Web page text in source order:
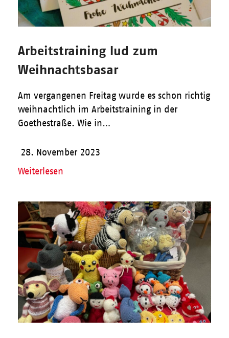
Arbeitstraining lud zum
Weihnachtsbasar
Am vergangenen Freitag wurde es schon richtig
weihnachtlich im Arbeitstraining in der
Goethestraße. Wie in…
28. November 2023
Weiterlesen